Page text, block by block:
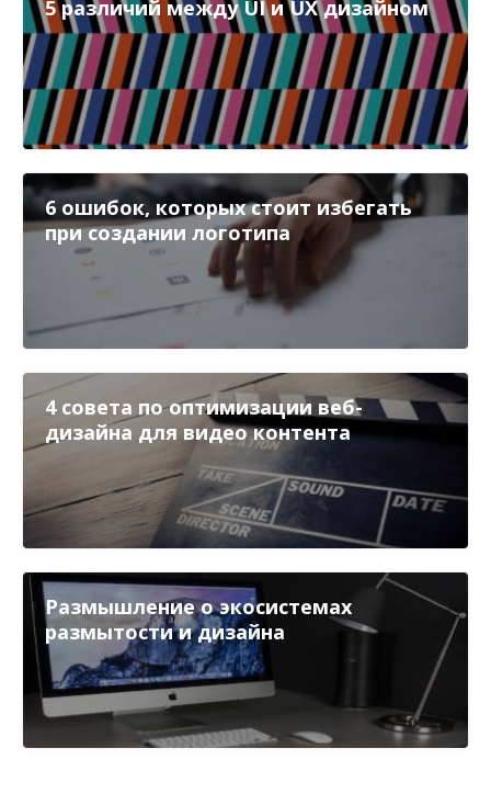
5 различий между UI и UX дизайном
6 ошибок, которых стоит избегать
при создании логотипа
4 совета по оптимизации веб-
дизайна для видео контента
Размышление о экосистемах
размытости и дизайна